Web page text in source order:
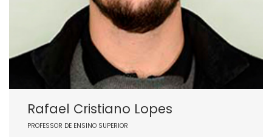
Rafael Cristiano Lopes
PROFESSOR DE ENSINO SUPERIOR